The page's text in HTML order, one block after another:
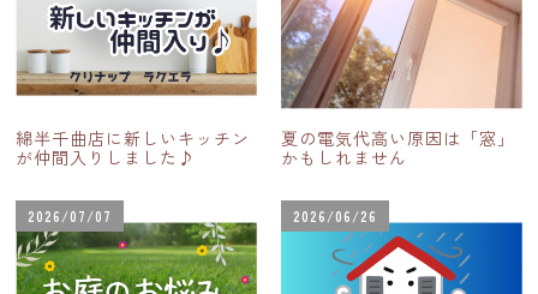
綿半千曲店に新しいキッチン
が仲間入りしました♪
夏の電気代高い原因は「窓」
かもしれません
2026/07/07 2026/06/26